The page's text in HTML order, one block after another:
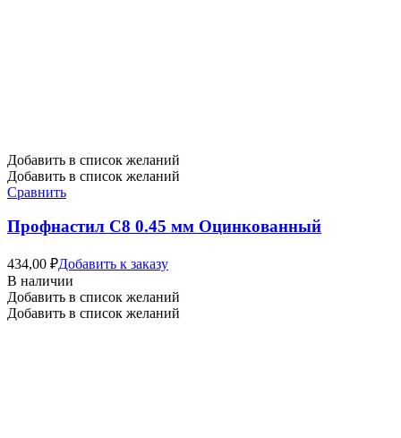
Добавить в список желаний
Добавить в список желаний
Сравнить
Профнастил С8 0.45 мм Оцинкованный
434,00 ₽Добавить к заказу
В наличии
Добавить в список желаний
Добавить в список желаний